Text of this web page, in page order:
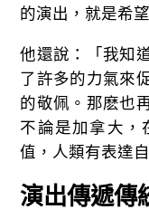
的演出，就是希
他還說：「我知
了許多的力氣來
的敬佩。那麽也
不論是加拿大，
值，人類有表達
演出傳遞傳